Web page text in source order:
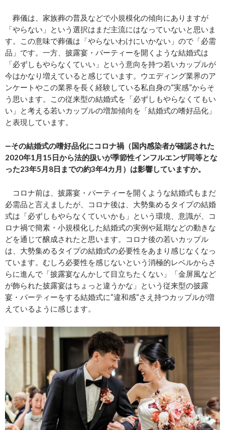
葬儀は、家族葬の普及などで小規模化の傾向にありますが
「やらない」という選択はまだ主流にはなっていないと思いま
す。この意味で葬儀は「やらないわけにいかない」ので「必需
品」です。一方、披露宴・パーティーを開くような結婚式は
「必ずしもやらなくていい」という意向を持つ若いカップルが
今はかなり増えていると感じています。ウエディング業界のア
ンケートやこの業界を長く経験している私自身の“実感”からそ
う思います。この従来型の結婚式を「必ずしもやらなくてもい
い」と考える若いカップルの増加傾向を「結婚式の嗜好品化」
と表現しています。
―その結婚式の嗜好品化にコロナ禍（国内感染者が確認された
2020年1月15日から法的扱いが季節性インフルエンザ同等とな
った23年5月8日までの約3年4カ月）は影響していますか。
コロナ前は、披露宴・パーティーを開くような結婚式もまだ
必需品と言えましたが、コロナ後は、大勢集めるタイプの結婚
式は「必ずしもやらなくていいかも」という環境、意識が、コ
ロナ禍で簡素・小規模化した結婚式の実例や延期などの動きな
どを通じて醸成されたと思います。コロナ後の若いカップル
は、大勢集めるタイプの結婚式の必要性をあまり感じなくなっ
ています。むしろ必要性を感じないという消極的レベルからさ
らに進んで「披露宴なんかして目立ちたくない」「金屏風など
が飾られた披露宴はちょっと違うかな」という従来型の披露
宴・パーティーをする結婚式に“違和感“さえ持つカップルが増
えているように感じます。